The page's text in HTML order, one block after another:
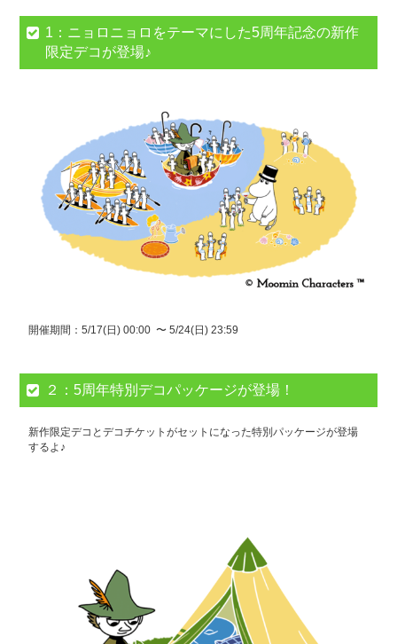
1： ニョロニョロをテーマにした5周年記念の新作
限定デコが登場♪
開催期間：5/17(日) 00:00 〜 5/24(日) 23:59
２：5周年特別デコパッケージが登場！
新作限定デコとデコチケットがセットになった特別パッケージが登場
するよ♪